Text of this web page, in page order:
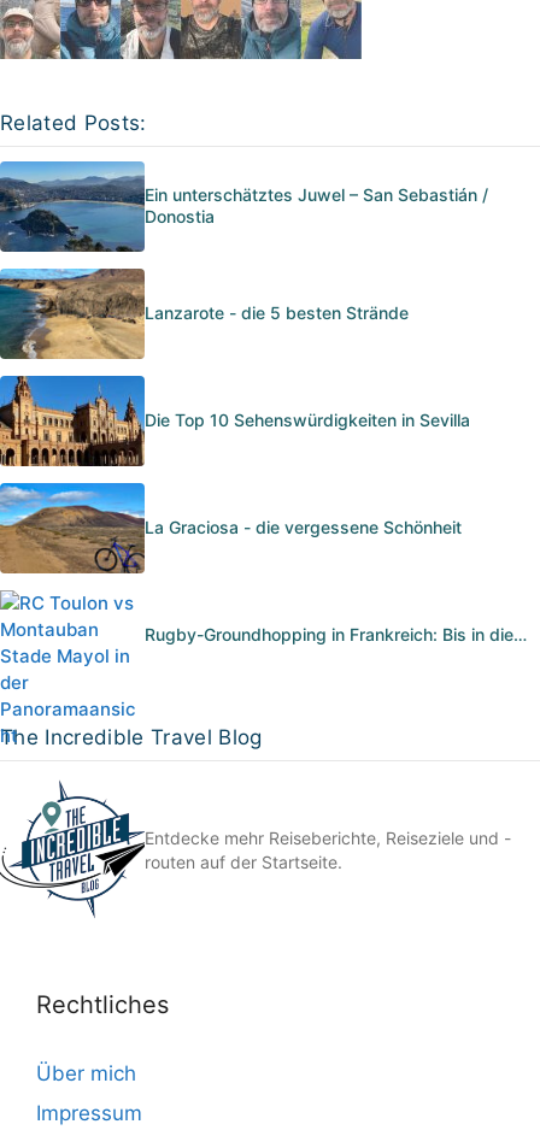
Related Posts:
Ein unterschätztes Juwel – San Sebastián /
Donostia
Lanzarote - die 5 besten Strände
Die Top 10 Sehenswürdigkeiten in Sevilla
La Graciosa - die vergessene Schönheit
Rugby-Groundhopping in Frankreich: Bis in die…
The Incredible Travel Blog
Entdecke mehr Reiseberichte, Reiseziele und -
routen auf der Startseite.
Rechtliches
Über mich
Impressum